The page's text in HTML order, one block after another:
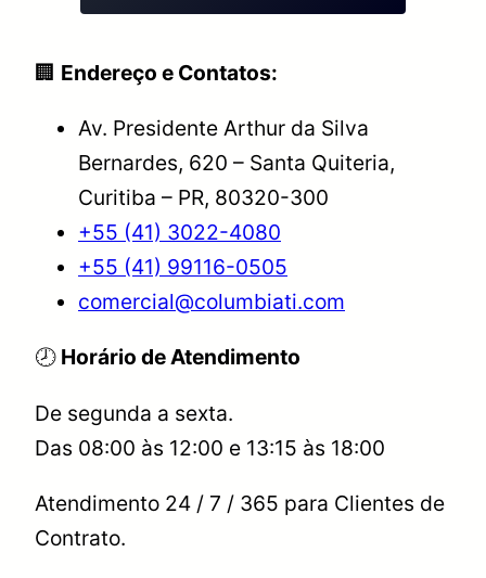
🏢 Endereço e Contatos:
Av. Presidente Arthur da Silva
Bernardes, 620 – Santa Quiteria,
Curitiba – PR, 80320-300
+55 (41) 3022-4080
+55 (41) 99116-0505
comercial@columbiati.com
🕗 Horário de Atendimento
De segunda a sexta.
Das 08:00 às 12:00 e 13:15 às 18:00
Atendimento 24 / 7 / 365 para Clientes de
Contrato.